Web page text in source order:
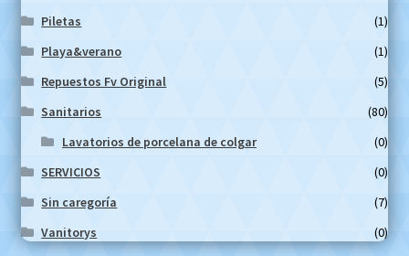
Piletas
(1)
Playa&verano
(1)
Repuestos Fv Original
(5)
Sanitarios
(80)
Lavatorios de porcelana de colgar
(0)
SERVICIOS
(0)
Sin caregoría
(7)
Vanitorys
(0)